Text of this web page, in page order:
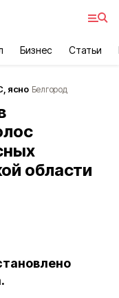
Бизнес Статьи
ясно Белгород
области